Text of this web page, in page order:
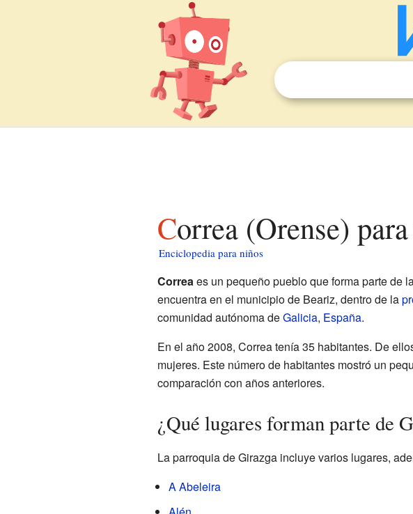
Correa (Orense)
Enciclopedia para niños
Correaes un pequeño pueblo que forma parte de
encuentra en el municipio de Beariz, dentro de la
comunidad autónoma deGalicia, España.
En el año 2008, Correa tenía 35 habitantes. De
mujeres. Este número de habitantes mostró un
comparación con años anteriores.
¿Qué lugares forman parte de
La parroquia de Girazga incluye varios lugares,
A Abeleira